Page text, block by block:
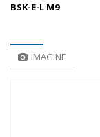
BSK-E-L M9
IMAGINE